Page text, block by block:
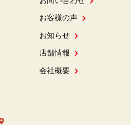
お客様の声
お知らせ
店舗情報
会社概要